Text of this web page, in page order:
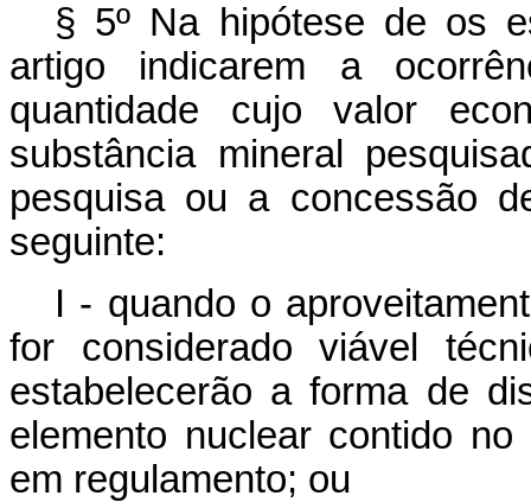
§ 5º Na hipótese de os
artigo indicarem a
quantidade cujo valor
substância mineral
pesquisa ou a concessão
seguinte:
I - quando o
for considerado viável
estabelecerão a forma de
elemento nuclear contido
em regulamento; ou